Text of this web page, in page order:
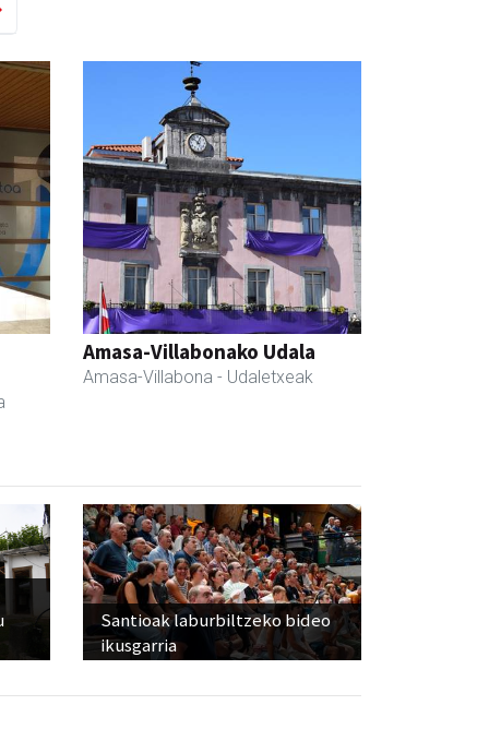
Amasa-Villabonako Udala
Amasa-Villabona - Udaletxeak
Santioak laburbiltzeko bideo
ikusgarria